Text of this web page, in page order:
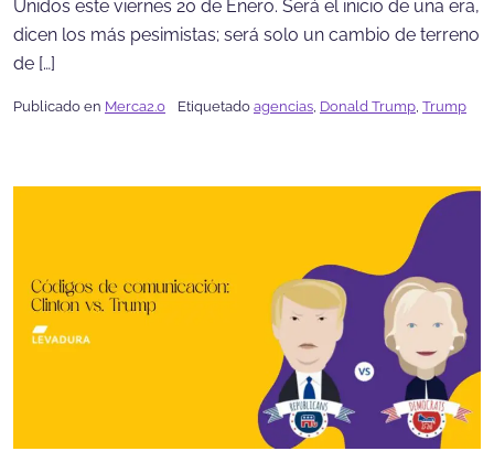
Unidos este viernes 20 de Enero. Será el inicio de una era,
dicen los más pesimistas; será solo un cambio de terreno
de […]
Publicado en Merca2.0 Etiquetado agencias Donald Trump Trump